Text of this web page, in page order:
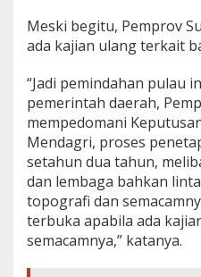
Meski begitu, Pemprov
ada kajian ulang terkait
“Jadi pemindahan pulau
pemerintah daerah,
mempedomani
Mendagri, proses
setahun dua tahun,
dan lembaga bahkan
topografi dan
terbuka apabila ada
semacamnya,” katanya.